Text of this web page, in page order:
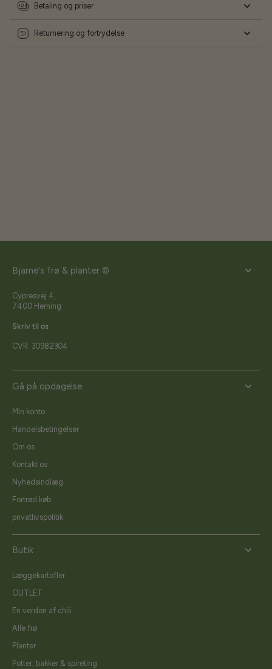
Betaling og priser
Returnering og fortrydelse
Bjarne's frø & planter ©
Cypresvej 4,
7400 Herning
Skriv til os
CVR: 30982304
Gå på opdagelse
Min konto
Handelsbetingelser
Om os
Kontakt os
Nyhedsindlæg
Fortrød køb
privatlivspolitik
Butik
Læggekartofler
OUTLET
En verden af chili
Alle frø
Planter
Potter, bakker & spireting